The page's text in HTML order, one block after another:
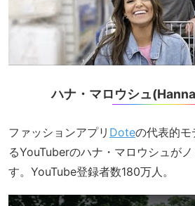
ハナ・マロウシュ
ファッションアプリ Doteの代表的モ
るYouTuberのハナ・マロウシュが
す。YouTube登録者数180万人。